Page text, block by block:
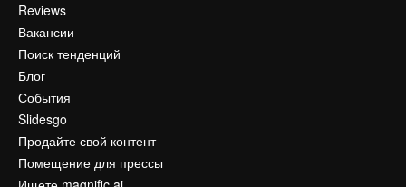
Reviews
Вакансии
Поиск тенденций
Блог
События
Slidesgo
Продайте свой контент
Помещение для прессы